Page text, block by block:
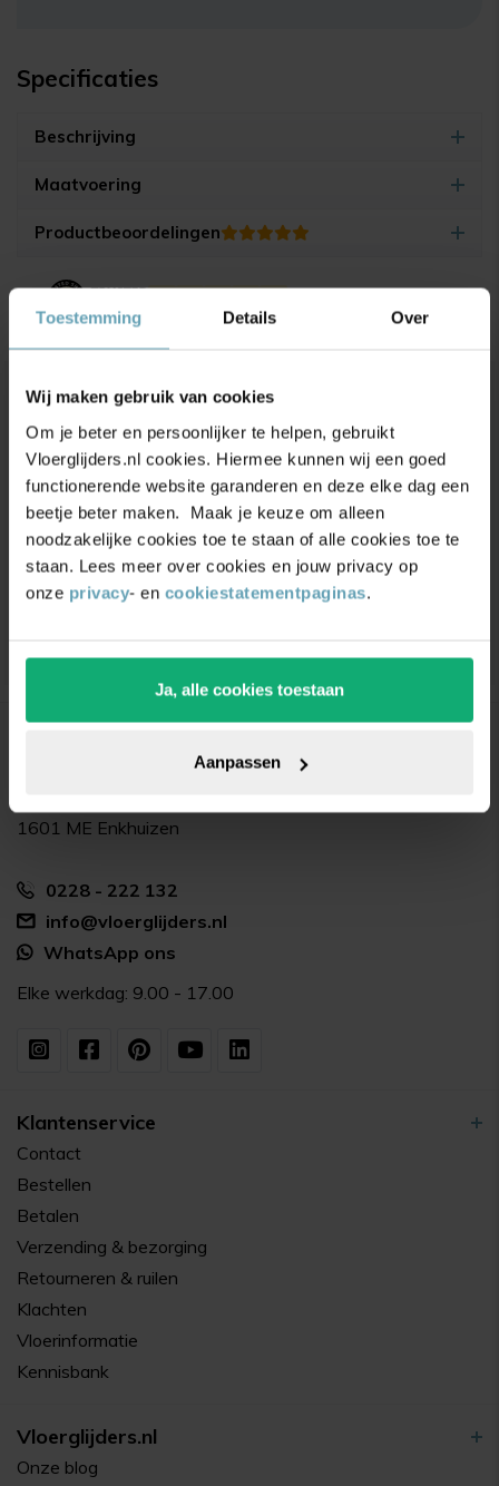
Toestemming Details Over
Wij maken gebruik van cookies
Om je beter en persoonlijker te helpen, gebruikt
Vloerglijders.nl cookies. Hiermee kunnen wij een goed
functionerende website garanderen en deze elke dag een
beetje beter maken. Maak je keuze om alleen
noodzakelijke cookies toe te staan of alle cookies toe te
staan. Lees meer over cookies en jouw privacy op
onze privacy- en cookiestatementpaginas.
Ja, alle cookies toestaan
Aanpassen
Specificaties
Beschrijving
Maatvoering
Productbeoordelingen
Uniekekortingsactiesen
inspiratieontvangen?
Schrijf je in voor onze nieuwsbrief. Ontvang
exclusieve kortingen,leuketips,en5% kortingop
je eerste bestelling.
1601 ME Enkhuizen
0228 - 222 132
info@vloerglijders.nl
WhatsApp ons
Elke werkdag: 9.00 - 17.00
Klantenservice
Contact
Bestellen
Betalen
Verzending & bezorging
Retourneren & ruilen
Klachten
Vloerinformatie
Kennisbank
Vloerglijders.nl
Onze blog